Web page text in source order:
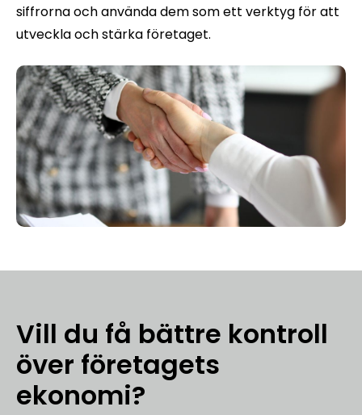
siffrorna och använda dem som ett verktyg för att
utveckla och stärka företaget.
Vill du få bättre kontroll
över företagets
ekonomi?